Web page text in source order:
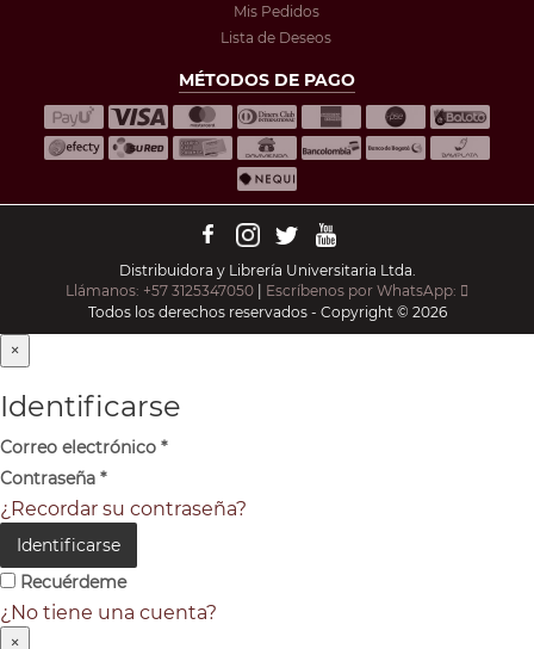
Mis Pedidos
Lista de Deseos
MÉTODOS DE PAGO
Distribuidora y Librería Universitaria Ltda.
Llámanos: +57 3125347050 | Escríbenos por WhatsApp:
Todos los derechos reservados - Copyright © 2026
×
Identificarse
Correo electrónico *
Contraseña *
¿Recordar su contraseña?
Identificarse
Recuérdeme
¿No tiene una cuenta?
×